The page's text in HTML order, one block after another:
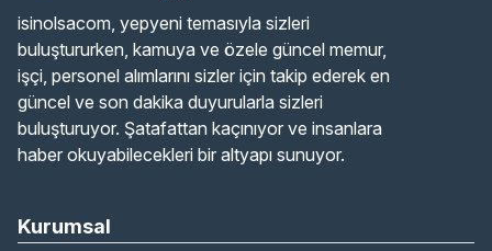
isinolsacom, yepyeni temasıyla sizleri
buluştururken, kamuya ve özele güncel memur,
işçi, personel alımlarını sizler için takip ederek en
güncel ve son dakika duyurularla sizleri
buluşturuyor. Şatafattan kaçınıyor ve insanlara
haber okuyabilecekleri bir altyapı sunuyor.
Kurumsal